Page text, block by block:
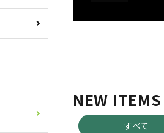
NEW ITEMS
すべて